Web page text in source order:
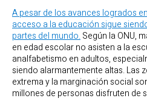
A pesar de los avances logrados
acceso a la educación sigue
partes del mundo.Según la ONU,
en edad escolar no asisten a la
analfabetismo en adultos,
siendo alarmantemente altas. Las
extrema y la marginación social
millones de personas disfruten de